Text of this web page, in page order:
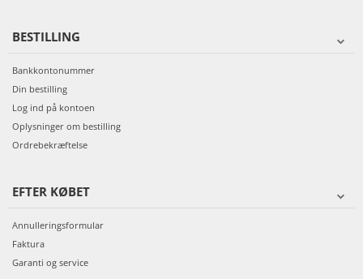
BESTILLING
Bankkontonummer
Din bestilling
Log ind på kontoen
Oplysninger om bestilling
Ordrebekræftelse
EFTER KØBET
Annulleringsformular
Faktura
Garanti og service